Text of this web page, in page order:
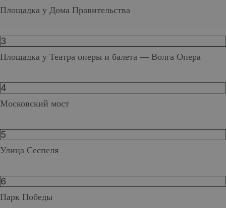
Площадка у Дома Правительства
3
Площадка у Театра оперы и балета — Волга Опера
4
Московский мост
5
Улица Сеспеля
6
Парк Победы